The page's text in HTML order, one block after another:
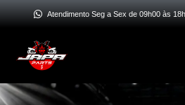
Ir
conteúdo
Atendimento Seg a Sex de 09h00 às